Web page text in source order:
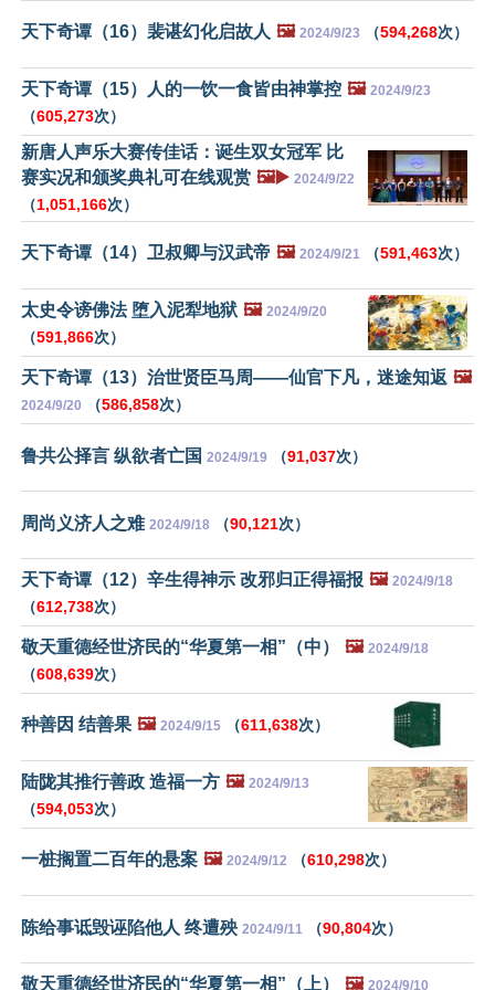
天下奇谭（16）裴谌幻化启故人 🖼️ 2024/9/23 （594,268次）
天下奇谭（15）人的一饮一食皆由神掌控 🖼️ 2024/9/23
（605,273次）
新唐人声乐大赛传佳话：诞生双女冠军 比
赛实况和颁奖典礼可在线观赏 🖼️▶️ 2024/9/22
（1,051,166次）
天下奇谭（14）卫叔卿与汉武帝 🖼️ 2024/9/21 （591,463次）
太史令谤佛法 堕入泥犁地狱 🖼️ 2024/9/20
（591,866次）
天下奇谭（13）治世贤臣马周——仙官下凡，迷途知返 🖼️
2024/9/20 （586,858次）
鲁共公择言 纵欲者亡国 2024/9/19 （91,037次）
周尚义济人之难 2024/9/18 （90,121次）
天下奇谭（12）辛生得神示 改邪归正得福报 🖼️ 2024/9/18
（612,738次）
敬天重德经世济民的“华夏第一相”（中） 🖼️ 2024/9/18
（608,639次）
种善因 结善果 🖼️ 2024/9/15 （611,638次）
陆陇其推行善政 造福一方 🖼️ 2024/9/13
（594,053次）
一桩搁置二百年的悬案 🖼️ 2024/9/12 （610,298次）
陈给事诋毁诬陷他人 终遭殃 2024/9/11 （90,804次）
敬天重德经世济民的“华夏第一相”（上） 🖼️ 2024/9/10